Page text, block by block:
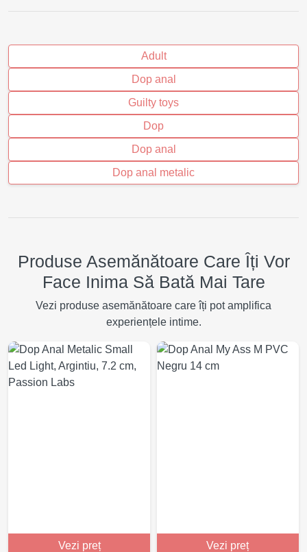
Adult
Dop anal
Guilty toys
Dop
Dop anal
Dop anal metalic
Produse Asemănătoare Care Îți Vor
Face Inima Să Bată Mai Tare
Vezi produse asemănătoare care îți pot amplifica
experiențele intime.
Vezi preț Vezi preț